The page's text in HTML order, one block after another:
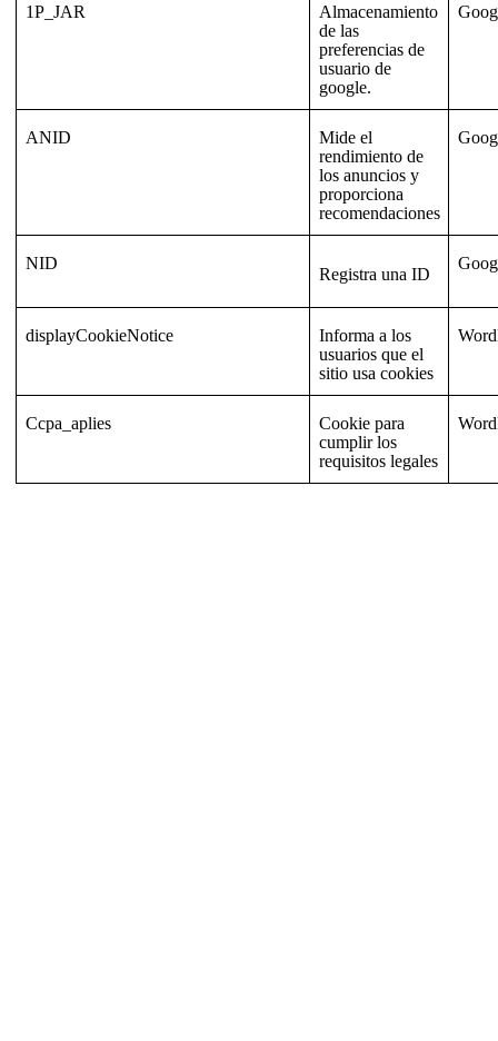
1P_JAR
Almacenamiento
de las
preferencias de
usuario de
google.
ANID
Mide el
rendimiento de
los anuncios y
proporciona
recomendaciones
NID
Registra una ID
displayCookieNotice
Informa a los
usuarios que el
sitio usa cookies
Ccpa_aplies
Cookie para
cumplir los
requisitos legales